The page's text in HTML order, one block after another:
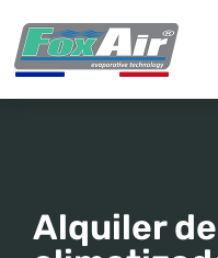
contenido
Alquiler de